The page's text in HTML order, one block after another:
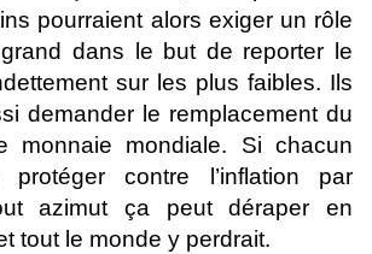
pourraient alors exiger un rôle
dans le but de reporter le
sur les plus faibles. Ils
demander le remplacement du
monnaie mondiale. Si chacun
contre l’inflation par
azimut ça peut déraper en
tout le monde y perdrait.